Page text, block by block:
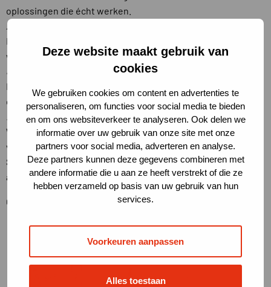
Deze website maakt gebruik van
cookies
We gebruiken cookies om content en advertenties te
personaliseren, om functies voor social media te bieden
en om ons websiteverkeer te analyseren. Ook delen we
informatie over uw gebruik van onze site met onze
partners voor social media, adverteren en analyse.
Deze partners kunnen deze gegevens combineren met
andere informatie die u aan ze heeft verstrekt of die ze
hebben verzameld op basis van uw gebruik van hun
services.
Voorkeuren aanpassen
Alles toestaan
oplossingen die écht werken.
Afspraak is afspraak
Betrouwbaarheid is voor ons vanzelfsprekend. We zeggen
wat we doen en doen wat we zeggen.
Sterk projectmanagement
Doordacht organiseren, strak plannen en helder
communiceren: zo leveren we kwaliteit.
Positieve samenwerking
We geloven in een open houding, korte lijnen en elkaar
verder helpen. Dat maakt samenwerken effectief én prettig.
Samen met onze klanten, partners en collega’s bouwen we
aan veilige, slimme en duurzame infrastructuur.
Op ons kun je bouwen – nu en in de toekomst.